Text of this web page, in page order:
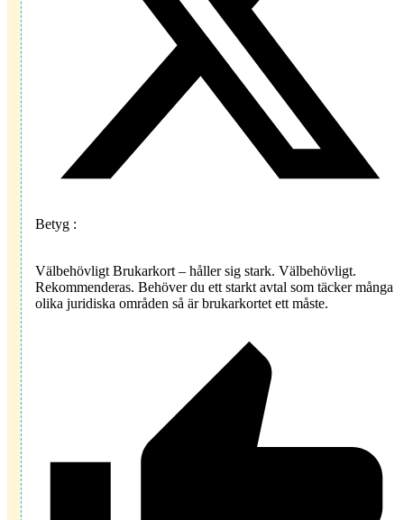
Betyg :
Välbehövligt Brukarkort – håller sig stark. Välbehövligt.
Rekommenderas. Behöver du ett starkt avtal som täcker många
olika juridiska områden så är brukarkortet ett måste.